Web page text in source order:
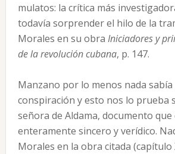
mulatos: la crítica más
todavía sorprender el hilo de la
Morales en su obra Iniciadores y
de la revolución cubana, p. 147.
Manzano por lo menos nada sabía
conspiración y esto nos lo prueba
señora de Aldama, documento
enteramente sincero y verídico.
Morales en la obra citada (capítulo